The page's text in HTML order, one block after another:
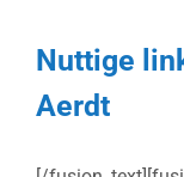
Nuttige
Aerdt